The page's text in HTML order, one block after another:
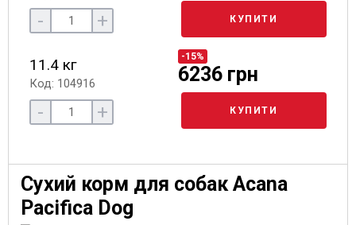
- + КУПИТИ
11.4 кг
Код: 104916
-15%
6236 грн
- + КУПИТИ
Сухий корм для собак Acana
Pacifica Dog